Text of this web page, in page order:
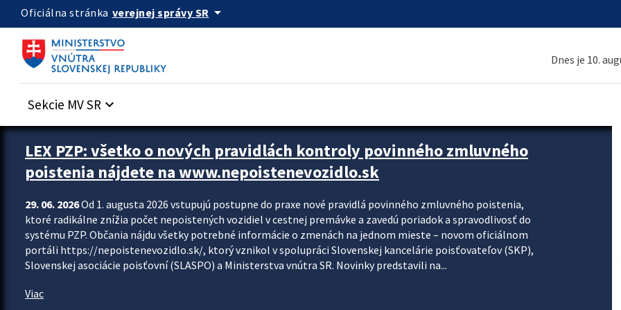
Preskocit na hlavný obsah
Oficiálna stránka verejnej správy SR arrow_drop_down
Dnes je 10.
Sekcie MV SR keyboard_arrow_down
Zastavit automatický posun upútavok
LEX PZP: všetko o nových pravidlách kontroly povinného zmluvného
poistenia nájdete na www.nepoistenevozidlo.sk
29. 06. 2026Od 1. augusta 2026 vstupujú postupne do praxe nové pravidlá povinného zmluvného poistenia,
ktoré radikálne znížia počet nepoistených vozidiel v cestnej premávke a zavedú poriadok a spravodlivosť do
systému PZP. Občania nájdu všetky potrebné informácie o zmenách na jednom mieste – novom oficiálnom
portáli https://nepoistenevozidlo.sk/, ktorý vznikol v spolupráci Slovenskej kancelárie poisťovateľov (SKP),
Slovenskej asociácie poisťovní (SLASPO) a Ministerstva vnútra SR. Novinky predstavili na...
Viac